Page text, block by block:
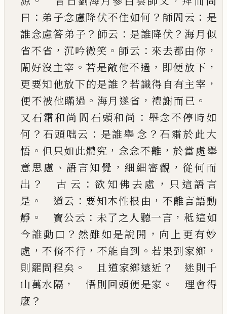
曰 ： 弟子念慮降伏不住如何 ？ 師問云 ： 是
誰念慮答弟子 ？ 師云 ： 是誰降伏 ？ 海月似
省不省 ， 沉吟微笑 。 師云 ： 來去都由你 ，
閙好沒主宰 。 若是敵他不過 ， 即便放下 ，
更要知他放下的是誰 ？ 若識得自有主宰 ，
便不被他瞞過 。 海月遂省 ， 禮謝而 已 。
又石霜和尚 問石頭和尚 ： 舉念不停時如
何 ？ 石頭咄云 ： 是誰舉 念 ？ 石霜於此大
悟 。 但只如此體究 ， 念念不離 ， 於當處舉
意思慮 、 語言知覺 ， 細細審觀 ， 從何而
出 ？ 古 云 ： 欲知佛去處 ， 只這語言
是 。 道云 ： 要知本性根 由 ， 不離言語動
靜 。 寶公云 ： 未了之人聽一言 ， 秪這如
今誰動口 ？ 然雖如是說開 ， 向上更有妙
處 ， 不脩不行 ， 不能自到 。 若果到家鄉 ，
則罷問程矣 。 且道家鄉遠近 ？
迷則千
山萬水隔 ， 悟則回頭便是家 。
理會得
麼 ？